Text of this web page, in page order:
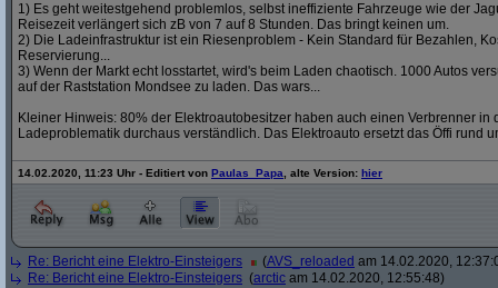
1) Es geht weitestgehend problemlos, selbst ineffiziente Fahrzeuge wie der
Reisezeit verlängert sich zB von 7 auf 8 Stunden. Das bringt keinen um.
2) Die Ladeinfrastruktur ist ein Riesenproblem - Kein Standard für Bezahlen,
Reservierung...
3) Wenn der Markt echt losstartet, wird's beim Laden chaotisch. 1000 Autos
auf der Raststation Mondsee zu laden. Das wars...
Kleiner Hinweis: 80% der Elektroautobesitzer haben auch einen Verbrenner in
Ladeproblematik durchaus verständlich. Das Elektroauto ersetzt das Öffi rund
14.02.2020, 11:23 Uhr - Editiert von Paulas_Papa , alte Version: hier
Re: Bericht eine Elektro-Einsteigers (AVS_reloaded am 14.02.2020,
Re: Bericht eine Elektro-Einsteigers (arctic am 14.02.2020, 12:55:48)